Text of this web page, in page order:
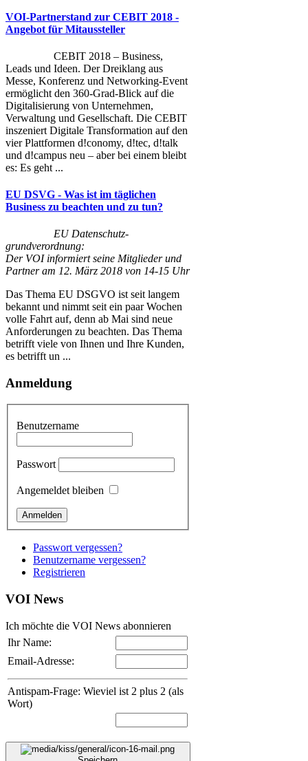
VOI-Partnerstand zur CEBIT 2018 -
Angebot für Mitaussteller
CEBIT 2018 – Business,
Leads und Ideen. Der Dreiklang aus
Messe, Konferenz und Networking-Event
ermöglicht den 360-Grad-Blick auf die
Digitalisierung von Unternehmen,
Verwaltung und Gesellschaft. Die CEBIT
inszeniert Digitale Transformation auf den
vier Plattformen d!conomy, d!tec, d!talk
und d!campus neu – aber bei einem bleibt
es: Es geht ...
EU DSVG - Was ist im täglichen
Business zu beachten und zu tun?
EU Datenschutz-
grundverordnung:
Der VOI informiert seine Mitglieder und
Partner am 12. März 2018 von 14-15 Uhr
Das Thema EU DSGVO ist seit langem
bekannt und nimmt seit ein paar Wochen
volle Fahrt auf, denn ab Mai sind neue
Anforderungen zu beachten. Das Thema
betrifft viele von Ihnen und Ihre Kunden,
es betrifft un ...
Anmeldung
Benutzername
Passwort
Angemeldet bleiben
Passwort vergessen?
Benutzername vergessen?
Registrieren
VOI News
Ich möchte die VOI News abonnieren
Ihr Name:
Email-Adresse:
Antispam-Frage: Wieviel ist 2 plus 2 (als
Wort)